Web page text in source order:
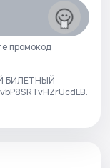
промокод
БИЛЕТНЫЙ